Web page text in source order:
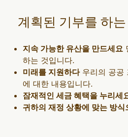
계획된 기부를 하
지속 가능한 유산을 만드세요
하는 것입니다.
미래를 지원하다우리의 공공
에 대한 내용입니다.
잠재적인 세금 혜택을 누리세
귀하의 재정 상황에 맞는 방